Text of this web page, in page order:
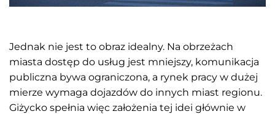
Jednak nie jest to obraz idealny. Na obrzeżach
miasta dostęp do usług jest mniejszy, komunikacja
publiczna bywa ograniczona, a rynek pracy w dużej
mierze wymaga dojazdów do innych miast regionu.
Giżycko spełnia więc założenia tej idei głównie w